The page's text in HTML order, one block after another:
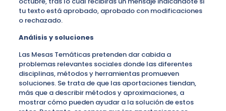
tu texto está aprobado, aprobado con modificaciones
o rechazado.
Análisis y soluciones
Las Mesas Temáticas pretenden dar cabida a
problemas relevantes sociales donde las diferentes
disciplinas, métodos y herramientas promueven
soluciones. Se trata de que las aportaciones tiendan,
más que a describir métodos y aproximaciones, a
mostrar cómo pueden ayudar a la solución de estos